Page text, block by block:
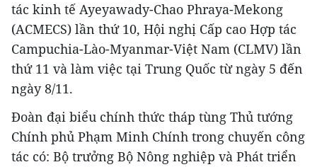
tác kinh tế Ayeyawady-Chao Phraya-Mekong
(ACMECS) lần thứ 10, Hội nghị Cấp cao Hợp tác
Campuchia-Lào-Myanmar-Việt Nam (CLMV) lần
thứ 11 và làm việc tại Trung Quốc từ ngày 5 đến
ngày 8/11.
Đoàn đại biểu chính thức tháp tùng Thủ tướng
Chính phủ Phạm Minh Chính trong chuyến công
tác có: Bộ trưởng Bộ Nông nghiệp và Phát triển